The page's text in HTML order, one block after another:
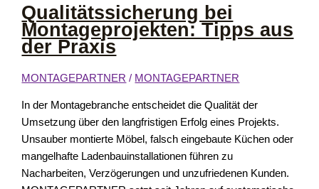
Qualitätssicherung bei
Montageprojekten: Tipps aus
der Praxis
MONTAGEPARTNER / MONTAGEPARTNER
In der Montagebranche entscheidet die Qualität der
Umsetzung über den langfristigen Erfolg eines Projekts.
Unsauber montierte Möbel, falsch eingebaute Küchen oder
mangelhafte Ladenbauinstallationen führen zu
Nacharbeiten, Verzögerungen und unzufriedenen Kunden.